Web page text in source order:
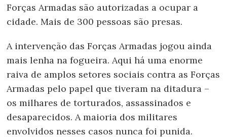
Forças Armadas são autorizadas a ocupar a
cidade. Mais de 300 pessoas são presas.
A intervenção das Forças Armadas jogou ainda
mais lenha na fogueira. Aqui há uma enorme
raiva de amplos setores sociais contra as Forças
Armadas pelo papel que tiveram na ditadura –
os milhares de torturados, assassinados e
desaparecidos. A maioria dos militares
envolvidos nesses casos nunca foi punida.